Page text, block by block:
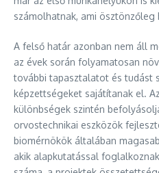
számolhatnak, ami
A felső határ azonban nem áll
az évek során folyamatosan
további tapasztalatot és tudást
képzettségeket sajátítanak el.
különbségek szintén
orvostechnikai eszközök
biomérnökök általában
akik alapkutatással